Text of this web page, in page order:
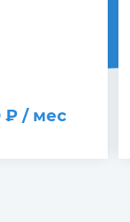
₽ / мес